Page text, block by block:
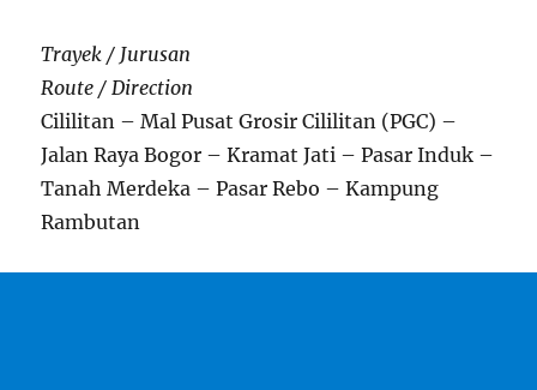
Trayek / Jurusan
Route / Direction
Cililitan – Mal Pusat Grosir Cililitan (PGC) –
Jalan Raya Bogor – Kramat Jati – Pasar Induk –
Tanah Merdeka – Pasar Rebo – Kampung
Rambutan